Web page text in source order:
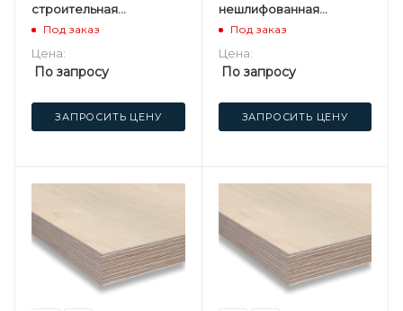
строительная
нешлифованная
Под заказ
Цена:
По запросу
ЗАПРОСИТЬ ЦЕНУ
нешлифованная
хвойная
Под заказ
Цена:
По запросу
ЗАПРОСИТЬ ЦЕНУ